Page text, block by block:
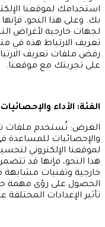
استخدامك لموقعنا
بك. وعلى هذا النحو،
لجهات خارجية لأغراض
تعريف الارتباط هذه في
رفض ملفات تعريف
على تجربتك مع موقعنا.
الفئة: الأداء والإحصائيات
الغرض: تُستخدم ملفات
والإحصائيات للمساعدة
لموقعنا الإلكتروني
هذا النحو، فإنها قد
خارجية وتقنيات مشابهة
الحصول على رؤى مهمة
تأثير الإعدادات